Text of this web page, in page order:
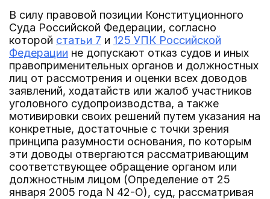
В силу правовой позиции Конституционного
Суда Российской Федерации, согласно
которой статьи 7 и 125 УПК Российской
Федерации не допускают отказ судов и иных
правоприменительных органов и должностных
лиц от рассмотрения и оценки всех доводов
заявлений, ходатайств или жалоб участников
уголовного судопроизводства, а также
мотивировки своих решений путем указания на
конкретные, достаточные с точки зрения
принципа разумности основания, по которым
эти доводы отвергаются рассматривающим
соответствующее обращение органом или
должностным лицом (Определение от 25
января 2005 года N 42-О), суд, рассматривая